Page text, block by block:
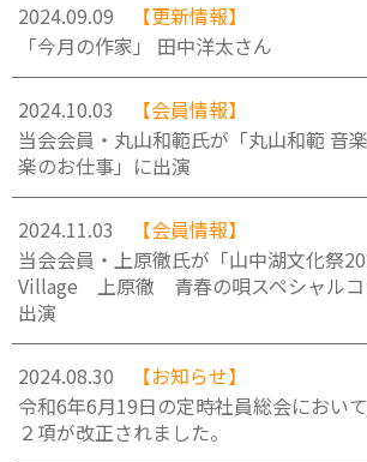
2024.09.09
【更新情報】
「今月の作家」 田中洋太さん
2024.10.03
【会員情報】
当会会員・丸山和範氏が「丸山和範
楽のお仕事」に出演
2024.11.03
【会員情報】
当会会員・上原徹氏が「山中湖文化祭
Village 上原徹 青春の唄スペシャルコ
出演
2024.08.30
【お知らせ】
令和6年6月19日の定時社員総会におい
２項が改正されました。